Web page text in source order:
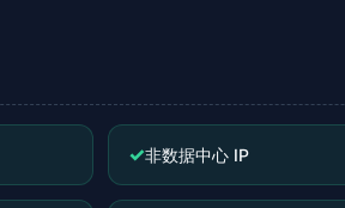
✓非数据中心 IP